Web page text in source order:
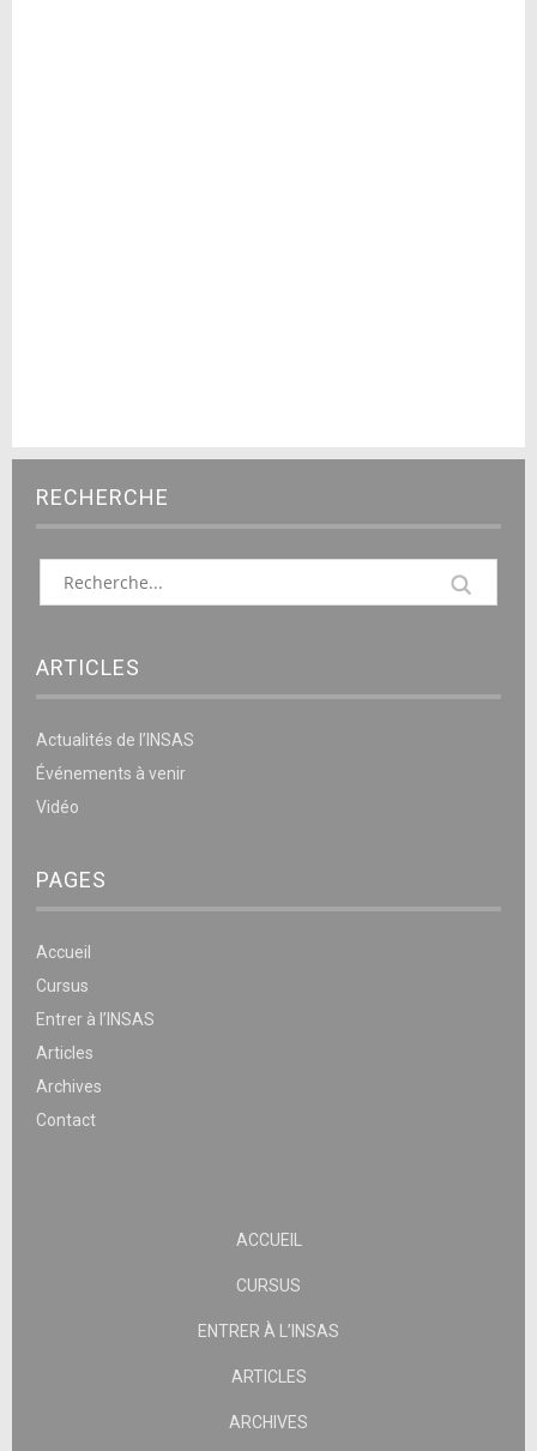
RECHERCHE
ARTICLES
Actualités de l’INSAS
Événements à venir
Vidéo
PAGES
Accueil
Cursus
Entrer à l’INSAS
Articles
Archives
Contact
ACCUEIL
CURSUS
ENTRER À L’INSAS
ARTICLES
ARCHIVES